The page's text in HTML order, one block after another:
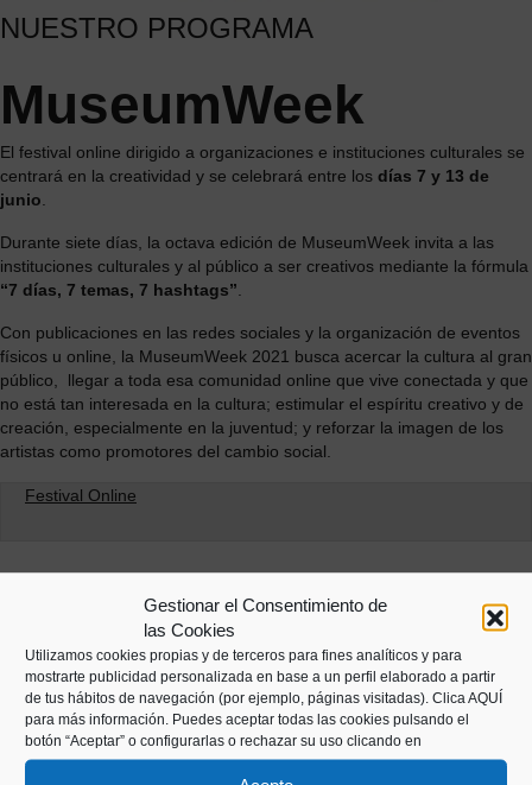
Gestionar el Consentimiento de
las Cookies
Utilizamos cookies propias y de terceros para fines analíticos y para
mostrarte publicidad personalizada en base a un perfil elaborado a partir
de tus hábitos de navegación (por ejemplo, páginas visitadas). Clica AQUÍ
para más información. Puedes aceptar todas las cookies pulsando el
botón “Aceptar” o configurarlas o rechazar su uso clicando en
NUESTRO PROGRAMA
MuseumWeek
El festival online dirigido a organizaciones e instituciones culturales se
centrará en la creatividad y se celebrará entre los días 7 y 13 de
junio
Durante siete días, la octava edición de MuseumWeek invita a las
instituciones culturales y al público a ser creativos mediante la fórmula
“7 días, 7 temas, 7 hashtags”
Con publicaciones en las redes sociales y la organización de eventos
físicos u online, la MuseumWeek 2021 busca acercar la cultura al gran
público, llegar a toda esa comunidad online que vive conectada y que
no está tan interesada en la cultura; estimular el espíritu creativo y de
creación, especialmente en la juventud; y reforzar la imagen de los
artistas como promotores del cambio social.
Festival Online
Kaiko pasealekua, 24